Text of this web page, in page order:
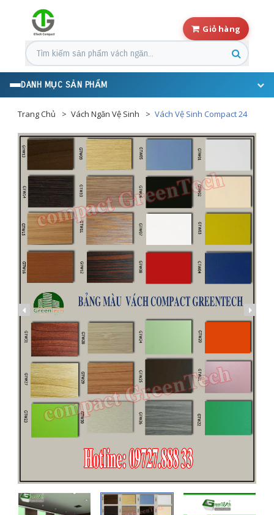
Giỏ hàng
Tìm kiếm sản phẩm
DANH MỤC SẢN PHẨM
Trang Chủ Vách Ngăn Vệ Sinh Vách Vệ Sinh Compact 24